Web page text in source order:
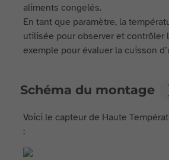
aliments congelés.
En tant que paramètre, la
utilisée pour observer et contrôler
exemple pour évaluer la cuisson
Schéma du montage
Voici le capteur de Haute
: